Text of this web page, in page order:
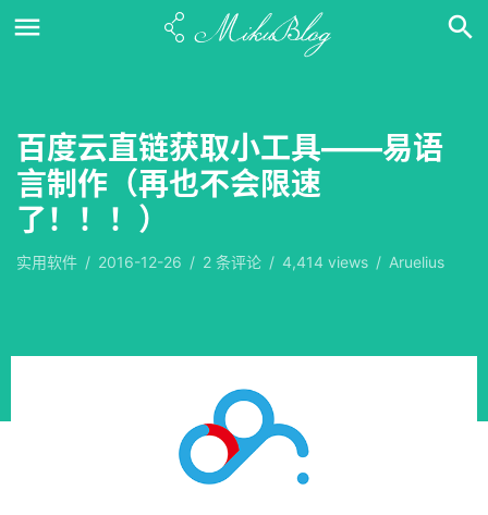
百度云直链获取小工具——易语
言制作（再也不会限速
了！！！）
实用软件 / 2016-12-26 / 2 条评论 / 4,414 views / Aruelius